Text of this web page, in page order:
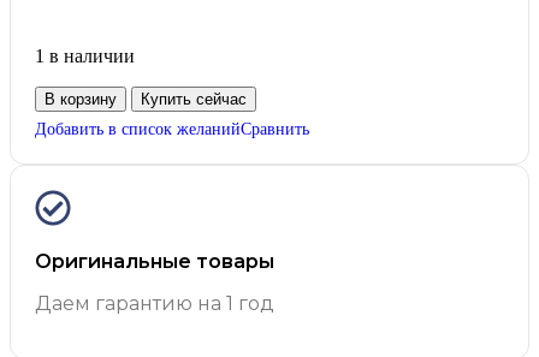
1 в наличии
В корзину
Купить сейчас
Добавить в список желанийСравнить
Оригинальные товары
Даем гарантию на 1 год